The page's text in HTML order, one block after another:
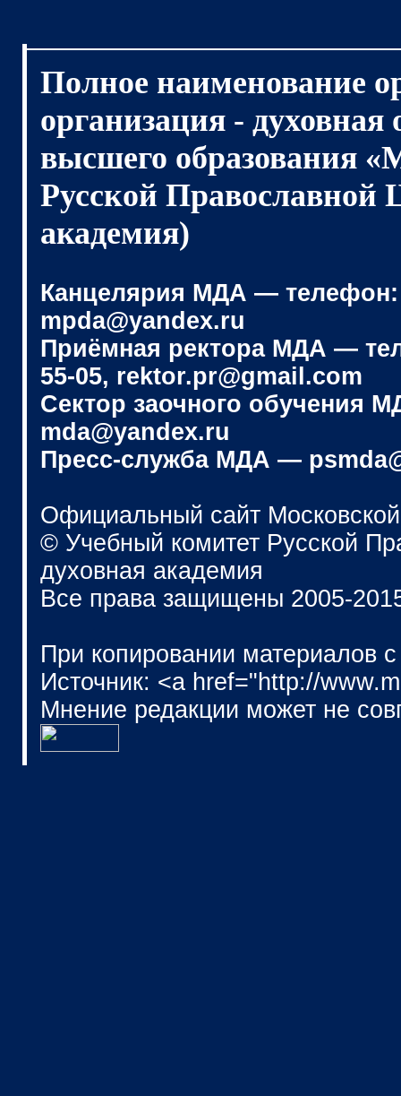
Полное наименование
организация - духовная
высшего образования
Русской Православной
академия)
Канцелярия МДА — телефон:
mpda@yandex.ru
Приёмная ректора МДА —
55-05, rektor.pr@gmail.com
Сектор заочного обучения
mda@yandex.ru
Пресс-служба МДА —
Официальный сайт
© Учебный комитет Русской
духовная академия
Все права защищены 2005-
При копировании материалов
Источник: <a href="http://
Мнение редакции может не